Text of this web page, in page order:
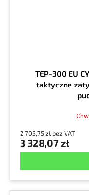
TEP-300 EU
taktyczne
2 705,75 zł bez VAT
3 328,07 zł